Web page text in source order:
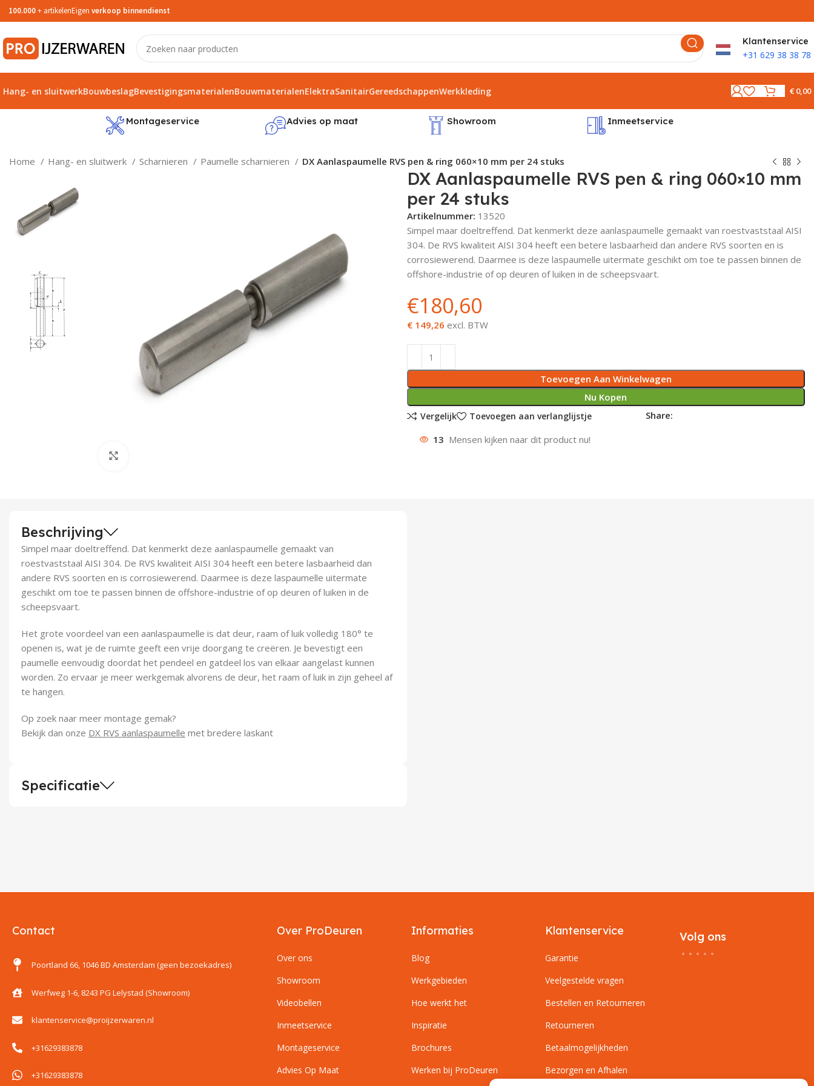
100.000+ artikelenEigen verkoop binnendienst
Klantenservice
+31 629 38 38 78
Hang- en sluitwerkBouwbeslagBevestigingsmaterialenBouwmaterialenElektraSanitairGereedschappenWerkkleding €0,00
Montageservice Advies op maat Showroom Inmeetservice
Home Hang- en sluitwerk Scharnieren Paumelle scharnieren DX Aanlaspaumelle RVS pen & ring 060×10 mm per 24 stuks
DX Aanlaspaumelle RVS pen & ring 060×10 mm
per 24 stuks
Artikelnummer: 13520
Simpel maar doeltreffend. Dat kenmerkt deze aanlaspaumelle gemaakt van roestvaststaal AISI
304. De RVS kwaliteit AISI 304 heeft een betere lasbaarheid dan andere RVS soorten en is
corrosiewerend. Daarmee is deze laspaumelle uitermate geschikt om toe te passen binnen de
offshore-industrie of op deuren of luiken in de scheepsvaart.
€180,60
€ 149,26 excl. BTW
Toevoegen Aan Winkelwagen
Nu Kopen
Vergelijk Toevoegen aan verlanglijstje Share:
13 Mensen kijken naar dit product nu!
Beschrijving
Simpel maar doeltreffend. Dat kenmerkt deze aanlaspaumelle gemaakt van
roestvaststaal AISI 304. De RVS kwaliteit AISI 304 heeft een betere lasbaarheid dan
andere RVS soorten en is corrosiewerend. Daarmee is deze laspaumelle uitermate
geschikt om toe te passen binnen de offshore-industrie of op deuren of luiken in de
scheepsvaart.
Het grote voordeel van een aanlaspaumelle is dat deur, raam of luik volledig 180° te
openen is, wat je de ruimte geeft een vrije doorgang te creëren. Je bevestigt een
paumelle eenvoudig doordat het pendeel en gatdeel los van elkaar aangelast kunnen
worden. Zo ervaar je meer werkgemak alvorens de deur, het raam of luik in zijn geheel af
te hangen.
Op zoek naar meer montage gemak?
Bekijk dan onze DX RVS aanlaspaumelle met bredere laskant
Specificatie
Contact
Poortland 66, 1046 BD Amsterdam (geen bezoekadres)
Werfweg 1-6, 8243 PG Lelystad (Showroom)
klantenservice@proijzerwaren.nl
+31629383878
+31629383878
Over ProDeuren
Over ons
Showroom
Videobellen
Inmeetservice
Montageservice
Advies Op Maat
Informaties
Blog
Werkgebieden
Hoe werkt het
Inspiratie
Brochures
Werken bij ProDeuren
Klantenservice
Garantie
Veelgestelde vragen
Bestellen en Retourneren
Retourneren
Betaalmogelijkheden
Bezorgen en Afhalen
Volg ons